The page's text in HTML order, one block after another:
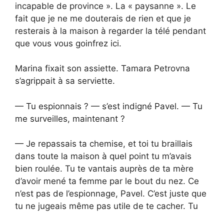
incapable de province ». La « paysanne ». Le
fait que je ne me douterais de rien et que je
resterais à la maison à regarder la télé pendant
que vous vous goinfrez ici.
Marina fixait son assiette. Tamara Petrovna
s’agrippait à sa serviette.
— Tu espionnais ? — s’est indigné Pavel. — Tu
me surveilles, maintenant ?
— Je repassais ta chemise, et toi tu braillais
dans toute la maison à quel point tu m’avais
bien roulée. Tu te vantais auprès de ta mère
d’avoir mené ta femme par le bout du nez. Ce
n’est pas de l’espionnage, Pavel. C’est juste que
tu ne jugeais même pas utile de te cacher. Tu